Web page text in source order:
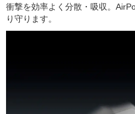
衝撃を効率よく分散・吸収。
り守ります。